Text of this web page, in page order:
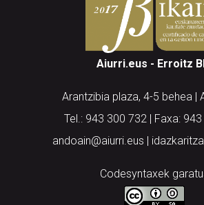
Aiurri.eus - Erroitz
Arantzibia plaza, 4-5 behea |
Tel.: 943 300 732 | Faxa: 943
andoain@aiurri.eus |
Codesyntaxek